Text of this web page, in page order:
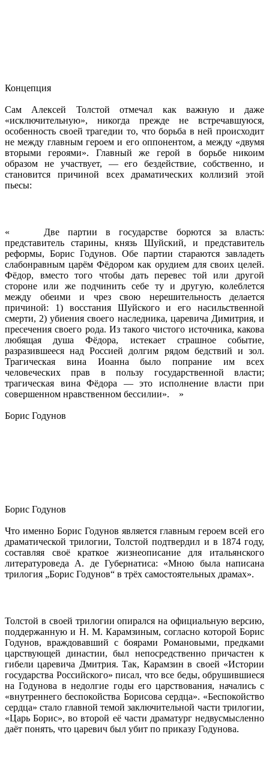
Концепция
Сам Алексей Толстой отмечал как важную и даже
«исключительную», никогда прежде не встречавшуюся,
особенность своей трагедии то, что борьба в ней происходит
не между главным героем и его оппонентом, а между «двумя
вторыми героями». Главный же герой в борьбе никоим
образом не участвует, — его бездействие, собственно, и
становится причиной всех драматических коллизий этой
пьесы:
« Две партии в государстве борются за власть:
представитель старины, князь Шуйский, и представитель
реформы, Борис Годунов. Обе партии стараются завладеть
слабонравным царём Фёдором как орудием для своих целей.
Фёдор, вместо того чтобы дать перевес той или другой
стороне или же подчинить себе ту и другую, колеблется
между обеими и чрез свою нерешительность делается
причиной: 1) восстания Шуйского и его насильственной
смерти, 2) убиения своего наследника, царевича Димитрия, и
пресечения своего рода. Из такого чистого источника, какова
любящая душа Фёдора, истекает страшное событие,
разразившееся над Россией долгим рядом бедствий и зол.
Трагическая вина Иоанна было попрание им всех
человеческих прав в пользу государственной власти;
трагическая вина Фёдора — это исполнение власти при
совершенном нравственном бессилии». »
Борис Годунов
Борис Годунов
Что именно Борис Годунов является главным героем всей его
драматической трилогии, Толстой подтвердил и в 1874 году,
составляя своё краткое жизнеописание для итальянского
литературоведа А. де Губернатиса: «Мною была написана
трилогия „Борис Годунов“ в трёх самостоятельных драмах».
Толстой в своей трилогии опирался на официальную версию,
поддержанную и Н. М. Карамзиным, согласно которой Борис
Годунов, враждовавший с боярами Романовыми, предками
царствующей династии, был непосредственно причастен к
гибели царевича Дмитрия. Так, Карамзин в своей «Истории
государства Российского» писал, что все беды, обрушившиеся
на Годунова в недолгие годы его царствования, начались с
«внутреннего беспокойства Борисова сердца». «Беспокойство
сердца» стало главной темой заключительной части трилогии,
«Царь Борис», во второй её части драматург недвусмысленно
даёт понять, что царевич был убит по приказу Годунова.